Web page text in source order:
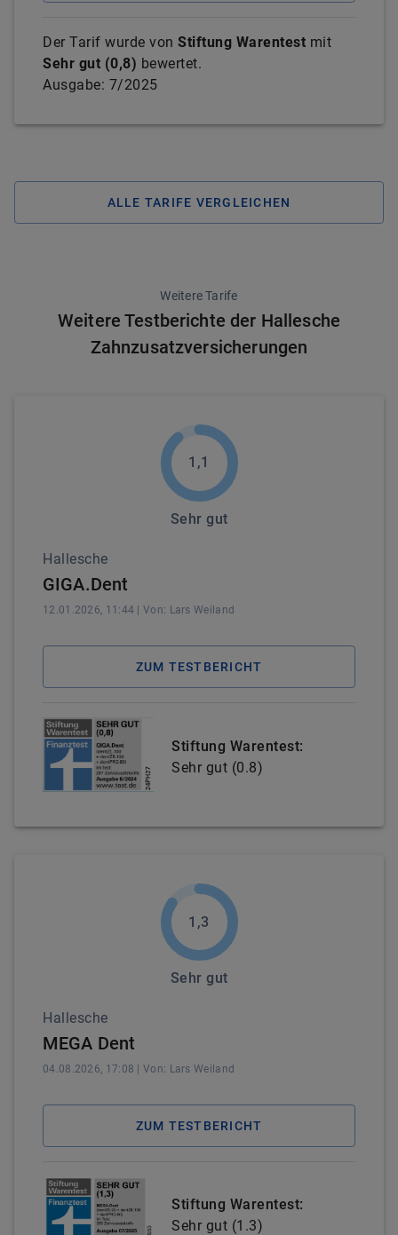
Der Tarif wurde von Stiftung Warentest mit
Sehr gut (0,8) bewertet.
Ausgabe: 7/2025
ALLE TARIFE VERGLEICHEN
Weitere Tarife
Weitere Testberichte der Hallesche
Zahnzusatzversicherungen
1,1
Sehr gut
Hallesche
GIGA.Dent
12.01.2026, 11:44 | Von: Lars Weiland
ZUM TESTBERICHT
Stiftung Warentest:
Sehr gut (0.8)
1,3
Sehr gut
Hallesche
MEGA Dent
04.08.2026, 17:08 | Von: Lars Weiland
ZUM TESTBERICHT
Stiftung Warentest:
Sehr gut (1.3)